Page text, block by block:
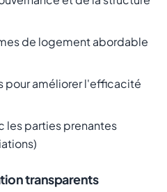
de logement abordable
pour améliorer l'efficacité
les parties prenantes
transparents